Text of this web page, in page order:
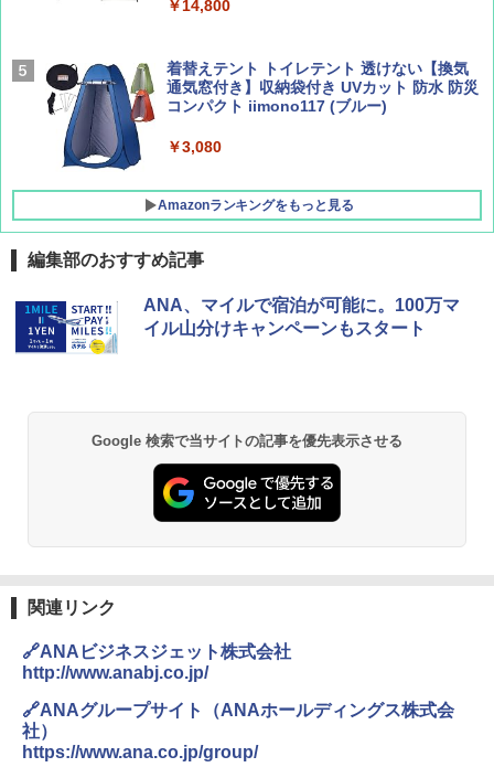
￥1,760
￥9,990
[キャンパーズコレクション 山善] 傘みたいに
広げるだけ パッとサッとテント キューブワ
イド ブラックコーティング フルクローズ メ
ATCW-150B エクルベージュ
￥14,800
着替えテント トイレテント 透けない【換気
通気窓付き】収納袋付き UVカット 防水 防災
コンパクト iimono117 (ブルー)
￥3,080
Amazonランキングをもっと見る
編集部のおすすめ記事
ANA、マイルで宿泊が可能に。100万マ
イル山分けキャンペーンもスタート
Google 検索で当サイトの記事を優先表示させる
関連リンク
🔗ANAビジネスジェット株式会社
http://www.anabj.co.jp/
🔗ANAグループサイト（ANAホールディングス株式会
社）
https://www.ana.co.jp/group/